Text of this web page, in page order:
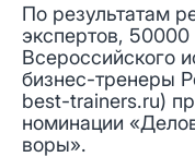
По результатам
экспертов, 50000
Всероссийского
бизнес-тренеры
best-trainers.ru)
номинации
воры».